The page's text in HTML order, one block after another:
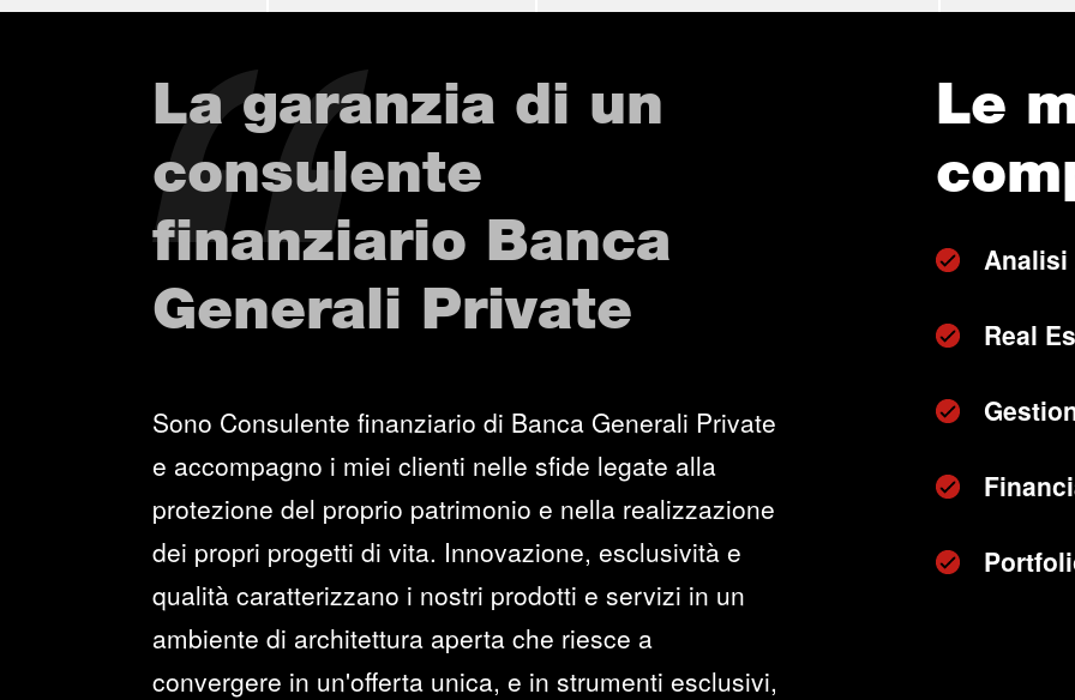
La garanzia di un
consulente
finanziario Banca
Generali Private
Sono Consulente finanziario di Banca Generali Private
e accompagno i miei clienti nelle sfide legate alla
protezione del proprio patrimonio e nella realizzazione
dei propri progetti di vita. Innovazione, esclusività e
qualità caratterizzano i nostri prodotti e servizi in un
ambiente di architettura aperta che riesce a
convergere in un'offerta unica, e in strumenti esclusivi,
Le
Analisi
Real